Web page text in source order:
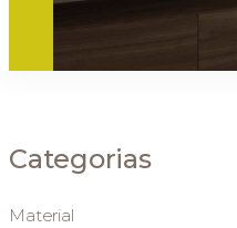
Categorias
Material